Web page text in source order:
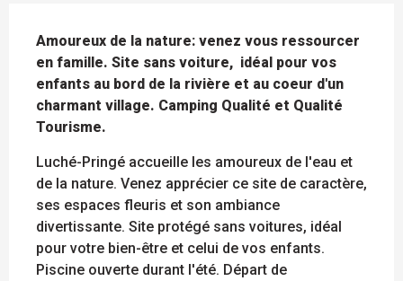
Amoureux de la nature: venez vous ressourcer
en famille. Site sans voiture,  idéal pour vos
enfants au bord de la rivière et au coeur d'un
charmant village. Camping Qualité et Qualité
Tourisme.
Luché-Pringé accueille les amoureux de l'eau et
de la nature. Venez apprécier ce site de caractère,
ses espaces fleuris et son ambiance
divertissante. Site protégé sans voitures, idéal
pour votre bien-être et celui de vos enfants.
Piscine ouverte durant l'été. Départ de